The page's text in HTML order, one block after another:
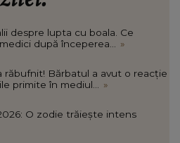
despre lupta cu boala. Ce
după începerea...
»
răbufnit! Bărbatul a avut o reacție
primite în mediul...
»
O zodie trăiește intens